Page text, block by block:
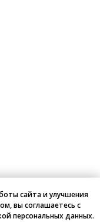
сайта и улучшения
вы соглашаетесь с
персональных данных.